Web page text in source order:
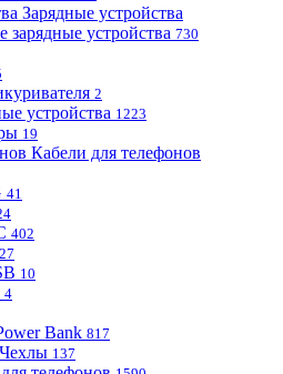
Зарядные устройства
устройства 730
2
устройства 1223
19
Кабели для телефонов
41
402
10
4
Bank 817
137